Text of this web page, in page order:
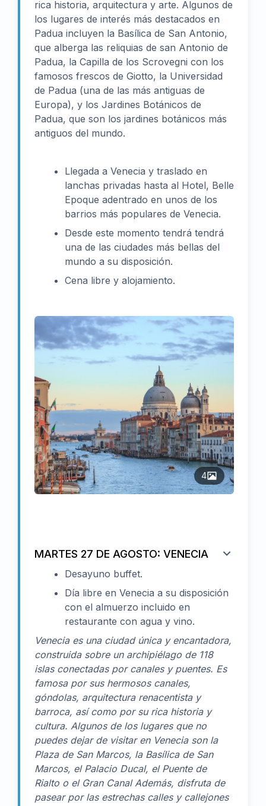
rica historia, arquitectura y arte. Algunos de
los lugares de interés más destacados en
Padua incluyen la Basílica de San Antonio,
que alberga las reliquias de san Antonio de
Padua, la Capilla de los Scrovegni con los
famosos frescos de Giotto, la Universidad
de Padua (una de las más antiguas de
Europa), y los Jardines Botánicos de
Padua, que son los jardines botánicos más
antiguos del mundo.
Llegada a Venecia y traslado en
lanchas privadas hasta al Hotel, Belle
Epoque adentrado en unos de los
barrios más populares de Venecia.
Desde este momento tendrá tendrá
una de las ciudades más bellas del
mundo a su disposición.
Cena libre y alojamiento.
4
MARTES 27 DE AGOSTO: VENECIA
Desayuno buffet.
Día libre en Venecia a su disposición
con el almuerzo incluido en
restaurante con agua y vino.
Venecia es una ciudad única y encantadora,
construida sobre un archipiélago de 118
islas conectadas por canales y puentes. Es
famosa por sus hermosos canales,
góndolas, arquitectura renacentista y
barroca, así como por su rica historia y
cultura. Algunos de los lugares que no
puedes dejar de visitar en Venecia son la
Plaza de San Marcos, la Basílica de San
Marcos, el Palacio Ducal, el Puente de
Rialto o el Gran Canal Además, disfruta de
pasear por las estrechas calles y callejones